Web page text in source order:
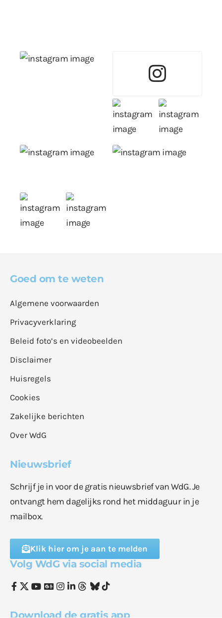
Goed om te weten
Algemene voorwaarden
Privacyverklaring
Beleid foto’s en videobeelden
Disclaimer
Huisregels
Cookies
Zakelijke berichten
Over WdG
Nieuwsbrief
Schrijf je in voor de gratis nieuwsbrief van WdG. Je
ontvangt hem dagelijks rond het middaguur in je
mailbox.
Klik hier om je aan te melden
Volg WdG via social media
Download de gratis app